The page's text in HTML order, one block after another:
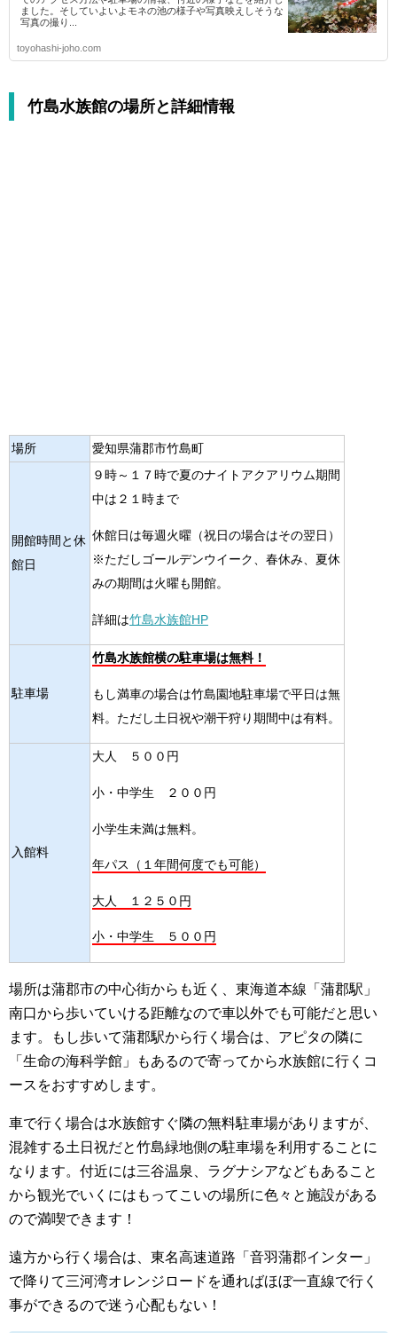
ました。そしていよいよモネの池の様子や写真映えしそうな
写真の撮り...
toyohashi-joho.com
竹島水族館の場所と詳細情報
場所 愛知県蒲郡市竹島町
開館時間と休
館日
９時～１７時で夏のナイトアクアリウム期間
中は２１時まで
休館日は毎週火曜（祝日の場合はその翌日）
※ただしゴールデンウイーク、春休み、夏休
みの期間は火曜も開館。
詳細は竹島水族館HP
駐車場
竹島水族館横の駐車場は無料！
もし満車の場合は竹島園地駐車場で平日は無
料。ただし土日祝や潮干狩り期間中は有料。
入館料
大人 ５００円
小・中学生 ２００円
小学生未満は無料。
年パス（１年間何度でも可能）
大人 １２５０円
小・中学生 ５００円
場所は蒲郡市の中心街からも近く、東海道本線「蒲郡駅」
南口から歩いていける距離なので車以外でも可能だと思い
ます。もし歩いて蒲郡駅から行く場合は、アピタの隣に
「生命の海科学館」もあるので寄ってから水族館に行くコ
ースをおすすめします。
車で行く場合は水族館すぐ隣の無料駐車場がありますが、
混雑する土日祝だと竹島緑地側の駐車場を利用することに
なります。付近には三谷温泉、ラグナシアなどもあること
から観光でいくにはもってこいの場所に色々と施設がある
ので満喫できます！
遠方から行く場合は、東名高速道路「音羽蒲郡インター」
で降りて三河湾オレンジロードを通ればほぼ一直線で行く
事ができるので迷う心配もない！